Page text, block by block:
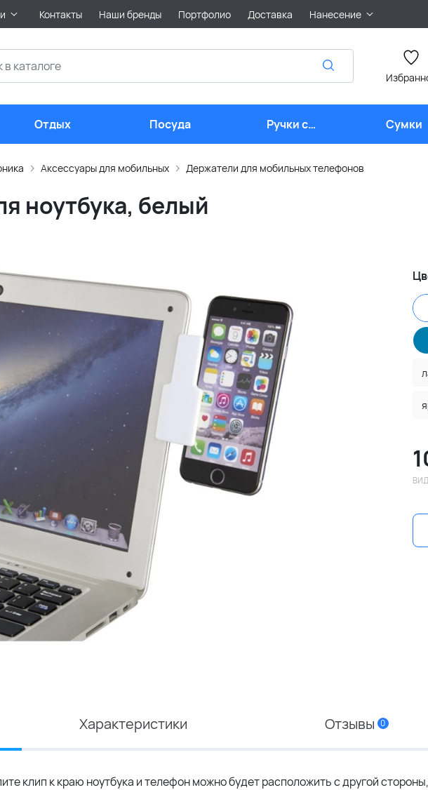
Контакты Наши бренды Портфолио Доставка Нанесение
Отдых Посуда
Ручки с
логотипом
Сумки
Аксессуары для мобильных Держатели для мобильных телефонов
ноутбука, белый
Характеристики Отзывы 0
клип к краю ноутбука и телефон можно будет расположить с другой